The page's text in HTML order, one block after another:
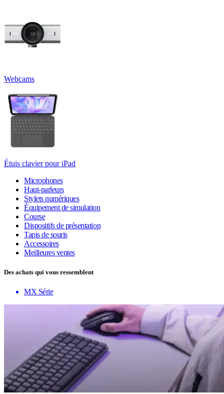
Webcams
Étuis clavier pour iPad
Microphones
Haut-parleurs
Stylets numériques
Équipement de simulation
Course
Dispositifs de présentation
Tapis de souris
Accessoires
Meilleures ventes
Des achats qui vous ressemblent
MX Série